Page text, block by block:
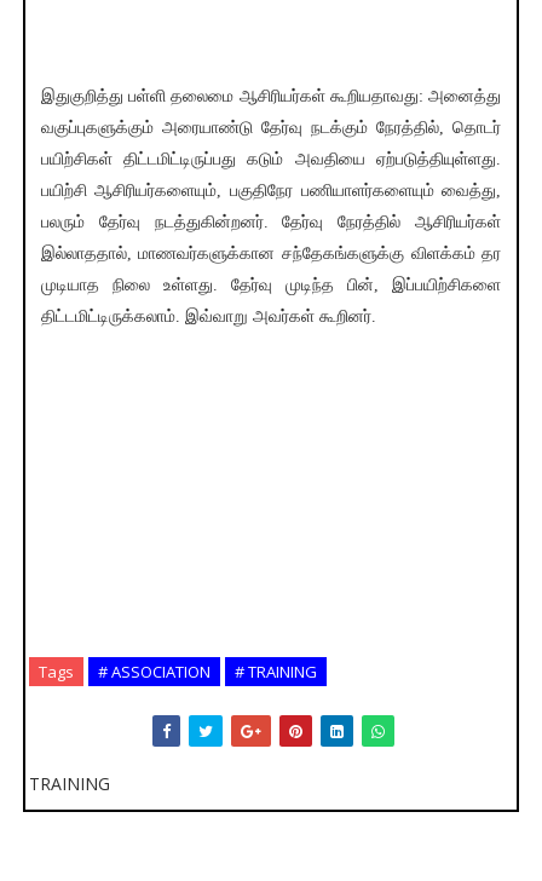
இதுகுறித்து பள்ளி தலைமை ஆசிரியர்கள் கூறியதாவது: அனைத்து
வகுப்புகளுக்கும் அரையாண்டு தேர்வு நடக்கும் நேரத்தில், தொடர்
பயிற்சிகள் திட்டமிட்டிருப்பது கடும் அவதியை ஏற்படுத்தியுள்ளது.
பயிற்சி ஆசிரியர்களையும், பகுதிநேர பணியாளர்களையும் வைத்து,
பலரும் தேர்வு நடத்துகின்றனர். தேர்வு நேரத்தில் ஆசிரியர்கள்
இல்லாததால், மாணவர்களுக்கான சந்தேகங்களுக்கு விளக்கம் தர
முடியாத நிலை உள்ளது. தேர்வு முடிந்த பின், இப்பயிற்சிகளை
திட்டமிட்டிருக்கலாம். இவ்வாறு அவர்கள் கூறினர்.
Tags # ASSOCIATION # TRAINING
TRAINING